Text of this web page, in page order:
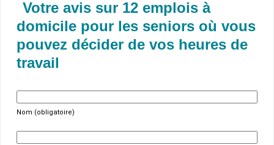
Votre avis sur 12 emplois à
domicile pour les seniors où vous
pouvez décider de vos heures de
travail
Nom (obligatoire)